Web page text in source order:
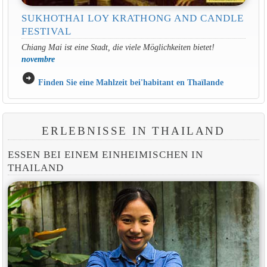
SUKHOTHAI LOY KRATHONG AND CANDLE
FESTIVAL
Chiang Mai ist eine Stadt, die viele Möglichkeiten bietet!
novembre
arrow_circle_right Finden Sie eine Mahlzeit bei'habitant en Thaïlande
ERLEBNISSE IN THAILAND
ESSEN BEI EINEM EINHEIMISCHEN IN
THAILAND